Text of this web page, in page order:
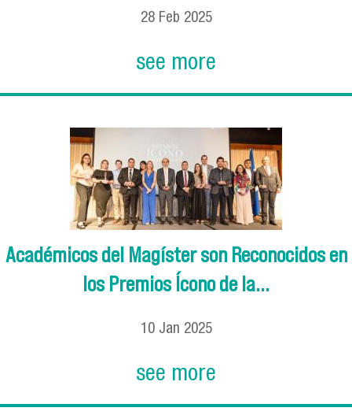
28 Feb 2025
see more
Académicos del Magíster son Reconocidos en
los Premios Ícono de la...
10 Jan 2025
see more